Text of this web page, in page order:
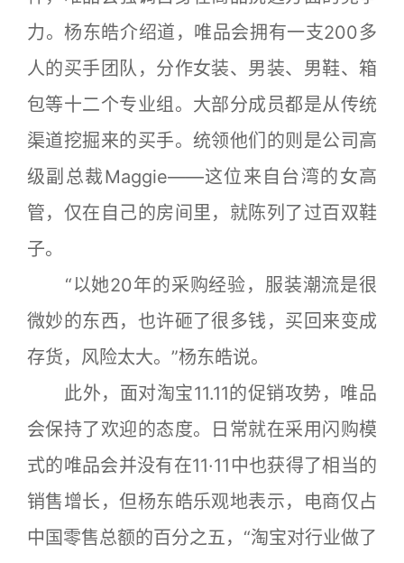
力。杨东皓介绍道，唯品会拥有一支200多
人的买手团队，分作女装、男装、男鞋、箱
包等十二个专业组。大部分成员都是从传统
渠道挖掘来的买手。统领他们的则是公司高
级副总裁Maggie——这位来自台湾的女高
管，仅在自己的房间里，就陈列了过百双鞋
子。
“以她20年的采购经验，服装潮流是很
微妙的东西，也许砸了很多钱，买回来变成
存货，风险太大。”杨东皓说。
此外，面对淘宝11.11的促销攻势，唯品
会保持了欢迎的态度。日常就在采用闪购模
式的唯品会并没有在11·11中也获得了相当的
销售增长，但杨东皓乐观地表示，电商仅占
中国零售总额的百分之五，“淘宝对行业做了